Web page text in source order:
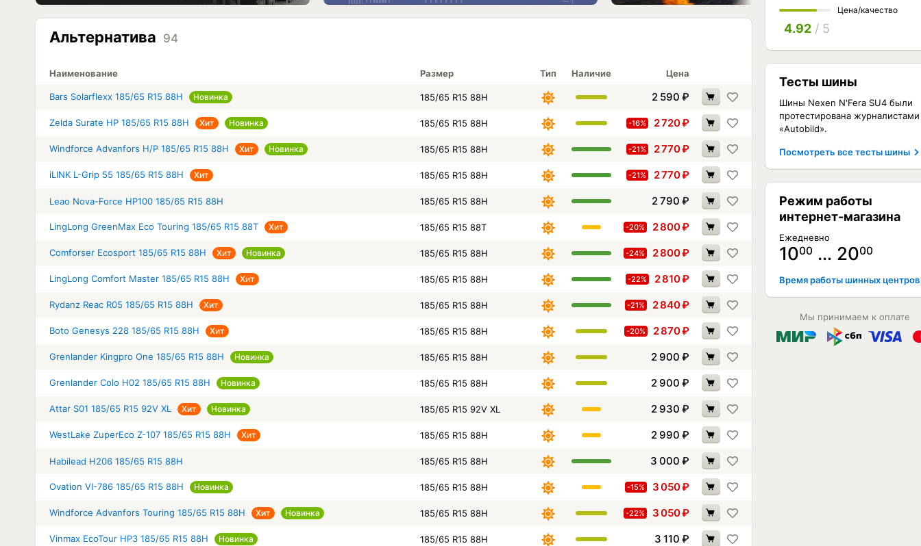
Альтернатива 94
Наименование Размер Тип Наличие Цена
Bars Solarflexx 185/65 R15 88H Новинка 185/65 R15 88H 2 590 ₽
Zelda Surate HP 185/65 R15 88H Хит Новинка 185/65 R15 88H -16% 2 720₽
Windforce Advanfors H/P 185/65 R15 88H Хит Новинка 185/65 R15 88H -21% 2 770₽
iLINK L-Grip 55 185/65 R15 88H Хит 185/65 R15 88H -21% 2 770₽
Leao Nova-Force HP100 185/65 R15 88H 185/65 R15 88H 2 790 ₽
LingLong GreenMax Eco Touring 185/65 R15 88T Хит 185/65 R15 88T -20% 2 800₽
Comforser Ecosport 185/65 R15 88H Хит Новинка 185/65 R15 88H -24% 2 800₽
LingLong Comfort Master 185/65 R15 88H Хит 185/65 R15 88H -22% 2 810₽
Rydanz Reac R05 185/65 R15 88H Хит 185/65 R15 88H -21% 2 840₽
Boto Genesys 228 185/65 R15 88H Хит 185/65 R15 88H -20% 2 870₽
Grenlander Kingpro One 185/65 R15 88H Новинка 185/65 R15 88H 2 900 ₽
Grenlander Colo H02 185/65 R15 88H Новинка 185/65 R15 88H 2 900 ₽
Attar S01 185/65 R15 92V XL Хит Новинка 185/65 R15 92V XL 2 930 ₽
WestLake ZuperEco Z-107 185/65 R15 88H Хит 185/65 R15 88H 2 990 ₽
Habilead H206 185/65 R15 88H 185/65 R15 88H 3 000 ₽
Ovation VI-786 185/65 R15 88H Новинка 185/65 R15 88H -15% 3 050₽
Windforce Advanfors Touring 185/65 R15 88H Хит Новинка 185/65 R15 88H -22% 3 050₽
Vinmax EcoTour HP3 185/65 R15 88H Новинка 185/65 R15 88H 3 110 ₽
Цена/качество
4.92/ 5
Тесты шины
Шины Nexen N'Fera SU4 были
протестирована журналистами
«Autobild».
Посмотреть все тесты шины
Режим работы
интернет-магазина
Ежедневно
1000 … 2000
Время работы шинных центров
Мы принимаем к оплате